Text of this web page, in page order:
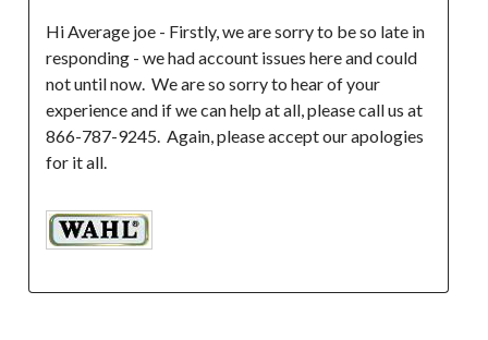
Hi Average joe - Firstly, we are sorry to be so late in
responding - we had account issues here and could
not until now.  We are so sorry to hear of your
experience and if we can help at all, please call us at
866-787-9245.  Again, please accept our apologies